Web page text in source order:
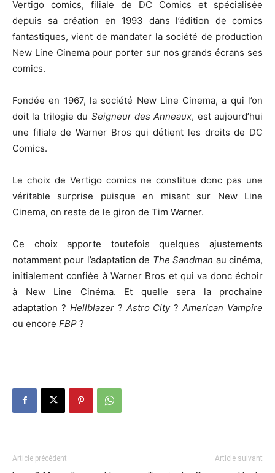
Vertigo comics, filiale de DC Comics et spécialisée
depuis sa création en 1993 dans l’édition de comics
fantastiques, vient de mandater la société de production
New Line Cinema pour porter sur nos grands écrans ses
comics.
Fondée en 1967, la société New Line Cinema, a qui l’on
doit la trilogie du Seigneur des Anneaux, est aujourd’hui
une filiale de Warner Bros qui détient les droits de DC
Comics.
Le choix de Vertigo comics ne constitue donc pas une
véritable surprise puisque en misant sur New Line
Cinema, on reste de le giron de Tim Warner.
Ce choix apporte toutefois quelques ajustements
notamment pour l’adaptation de The Sandman au cinéma,
initialement confiée à Warner Bros et qui va donc échoir
à New Line Cinéma. Et quelle sera la prochaine
adaptation ? Hellblazer? Astro City?American Vampire
ou encore FBP ?
Article précédent Article suivant